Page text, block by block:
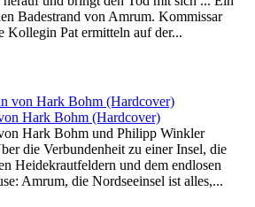
Badestrand von Amrum. Kommissar
Kollegin Pat ermitteln auf der...
Hark Bohm (Hardcover)
Hark Bohm und Philipp Winkler
die Verbundenheit zu einer Insel, die
Heidekrautfeldern und dem endlosen
Amrum, die Nordseeinsel ist alles,...